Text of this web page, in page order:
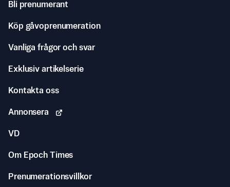
Bli prenumerant
Köp gåvoprenumeration
Vanliga frågor och svar
Exklusiv artikelserie
Kontakta oss
Annonsera
VD
Om Epoch Times
Prenumerationsvillkor